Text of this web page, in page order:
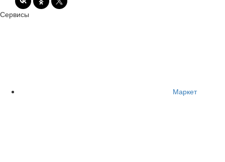
Сервисы
Маркет